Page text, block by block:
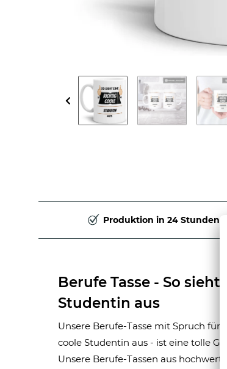
Produktion in 24 Stunden
Berufe Tasse - So
Studentin aus
Unsere Berufe-Tasse mit Spruch
coole Studentin aus - ist eine tolle
Unsere Berufe-Tassen aus